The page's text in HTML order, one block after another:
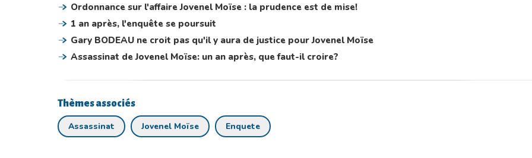
Ordonnance sur l'affaire Jovenel Moïse : la prudence est de mise!
1 an après, l'enquête se poursuit
Gary BODEAU ne croit pas qu'il y aura de justice pour Jovenel Moïse
Assassinat de Jovenel Moïse: un an après, que faut-il croire?
Thèmes associés
Assassinat Jovenel Moïse Enquete